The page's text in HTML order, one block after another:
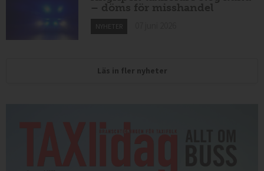
– döms för misshandel
NYHETER
Läs in fler nyheter